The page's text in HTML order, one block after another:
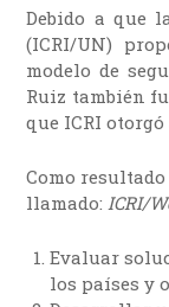
Debido a que
(ICRI/UN)
modelo de
Ruiz también
que ICRI otorgó
Como
llamado:ICRI/
Evaluar
los países y